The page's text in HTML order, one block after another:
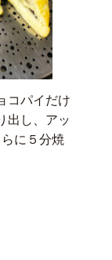
コパイだけ
出し、アッ
に５分焼